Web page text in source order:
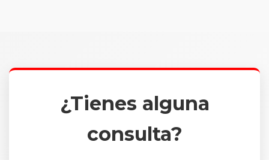
¿Tienes alguna
consulta?